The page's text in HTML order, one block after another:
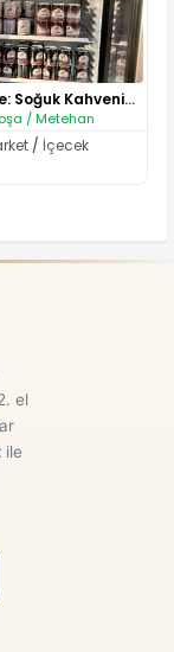
Avni Offline: Soğuk Kahvenin E..
/ Metehan
/ İçecek
el
ile